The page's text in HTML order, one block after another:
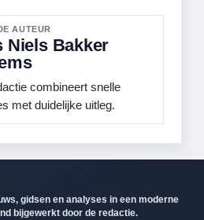
AUTEUR
Niels Bakker
combineert snelle
met duidelijke uitleg.
gidsen en analyses in een moderne
bijgewerkt door de redactie.